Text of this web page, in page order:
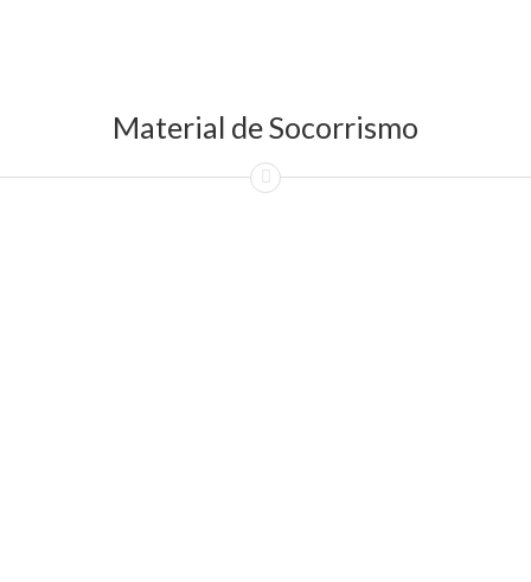
Material de Socorrismo